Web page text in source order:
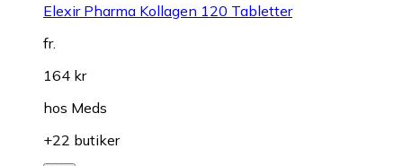
Elexir Pharma Kollagen 120 Tabletter
fr.
164 kr
hos Meds
+22 butiker